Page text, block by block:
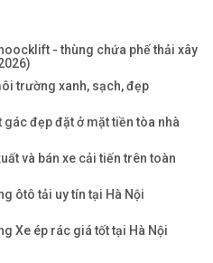
- thùng chứa phế thải xây
)
trường xanh, sạch, đẹp
gác đẹp đặt ở mặt tiền tòa nhà
và bán xe cải tiến trên toàn
ôtô tải uy tín tại Hà Nội
Xe ép rác giá tốt tại Hà Nội